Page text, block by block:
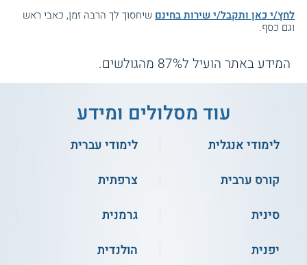
לחץ/י כאן ותקבל/י שירות בחינם שיחסוך לך הרבה זמן, כאבי ראש
וגם כסף.
המידע באתר הועיל ל87% מהגולשים.
עוד מסלולים ומידע
לימודי אנגלית
לימודי עברית
קורס ערבית
צרפתית
סינית
גרמנית
יפנית
הולנדית